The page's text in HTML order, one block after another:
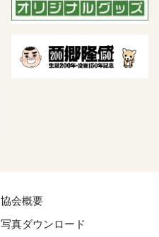
協会概要
写真ダウンロード